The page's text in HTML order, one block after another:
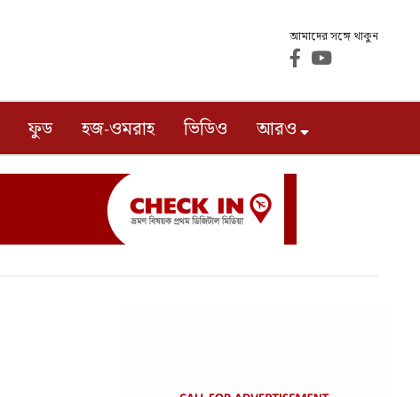
আমাদের সঙ্গে থাকুন
ফুড হজ-ওমরাহ ভিডিও আরও